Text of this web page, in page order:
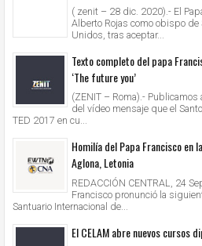
( zenit – 28 dic. 2020).- El
Alberto Rojas como obispo de
Unidos, tras aceptar...
Texto completo del papa
‘The future you’
(ZENIT – Roma).-
del vídeo mensaje que el
TED 2017 en cu...
Homilía del Papa Francisco en
Aglona, Letonia
REDACCIÓN CENTRAL, 24
Francisco pronunció la
Santuario Internacional de...
El CELAM abre nuevos cursos